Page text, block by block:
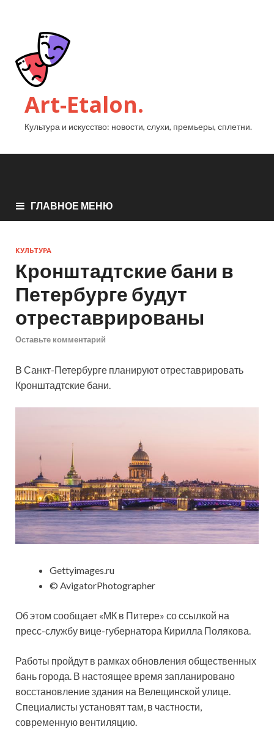
Art-Etalon.
Культура и искусство: новости, слухи, премьеры, сплетни.
ГЛАВНОЕ МЕНЮ
КУЛЬТУРА
Кронштадтские бани в
Петербурге будут
отреставрированы
Оставьте комментарий
В Санкт-Петербурге планируют отреставрировать
Кронштадтские бани.
Gettyimages.ru
© AvigatorPhotographer
Об этом сообщает «МК в Питере» со ссылкой на
пресс-службу вице-губернатора Кирилла Полякова.
Работы пройдут в рамках обновления общественных
бань города. В настоящее время запланировано
восстановление здания на Велещинской улице.
Специалисты установят там, в частности,
современную вентиляцию.